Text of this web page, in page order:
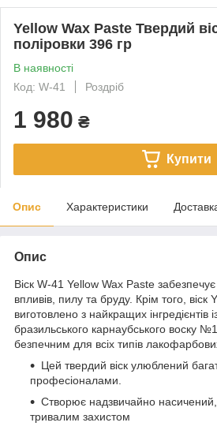
Yellow Wax Paste Твердий
поліровки 396 гр
В наявності
Код: W-41
Роздріб
1 980 ₴
Купити
Опис Характеристики
Опис
Віск W-41 Yellow Wax Paste
впливів, пилу та бруду. Крім того, віск
виготовлено з найкращих інгредієнтів
бразильського карнаубського воску
безпечним для всіх типів
Цей твердий віск улюблений
професіоналами.
Створює надзвичайно насичений,
тривалим захистом